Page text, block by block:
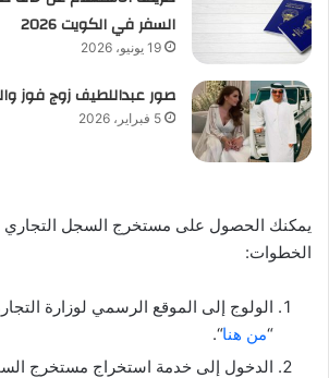
السفر في الكويت 2026
19 يونيو، 2026
صور عبداللطيف زوج فوز
5 فبراير، 2026
يمكنك الحصول على مستخرج السجل
الخطوات:
الولوج إلى الموقع الرسمي لوزارة
“من هنا“.
الدخول إلى خدمة استخراج مستخرج